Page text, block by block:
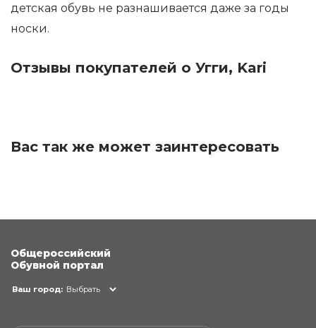
детская обувь не разнашивается даже за годы
носки.
Отзывы покупателей о Угги, Kari
Вас так же может заинтересовать
Общероссийский
Обувной портал
Ваш город: Выбрать